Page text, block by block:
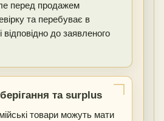
перед продажем
та перебуває в
відповідно до заявленого
та surplus
товари можуть мати